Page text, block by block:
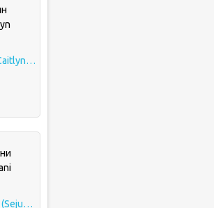
Кейтлин Гайд (Caitlyn Guide)
Седжуани Гайд (Sejuani Guide)